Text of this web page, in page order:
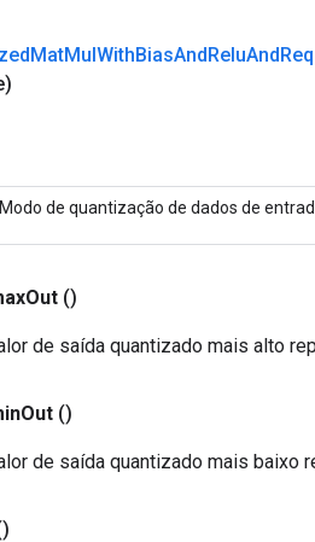
MatMulWithBiasAndReluAnd
Modo de quantização de dados de
Out ()
de saída quantizado mais alto
Out ()
de saída quantizado mais baixo